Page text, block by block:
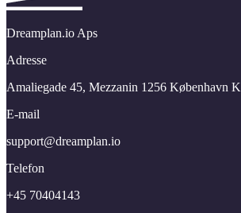
Dreamplan.io Aps
Adresse
Amaliegade 45,​ Mezzanin 1256 København K
E-mail
support@​dreamplan.​io
Telefon
+45 70404143